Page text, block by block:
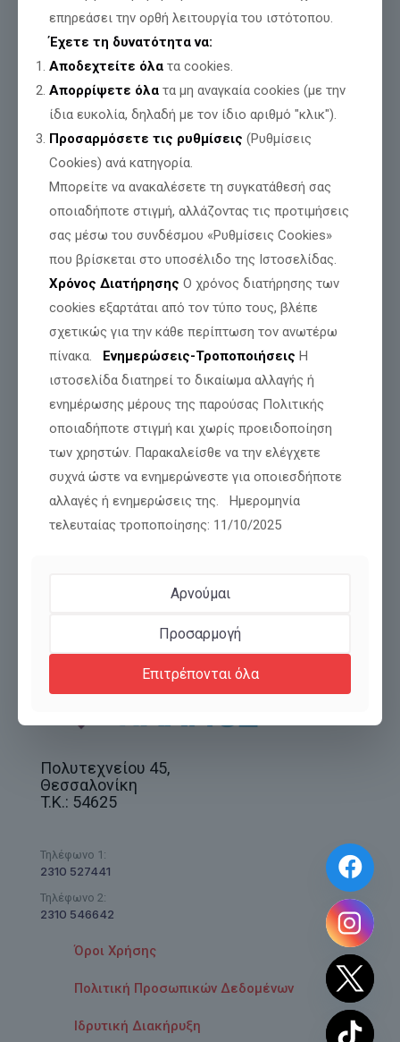
ΜΕΤΑΜΟΡΦΩΣΗ! ΑΠΟ ΛΥΚΟΙ ΝΑ ΓΙΝΟΥΜΕ
ΑΡΝΙΑ ΚΑΙ ΑΠΟ ΚΟΡΑΚΙΑ ΠΕΡΙΣΤΕΡΙΑ.
Πολυτεχνείου 45,
Θεσσαλονίκη
T.K.: 54625
2310 527441
Τηλέφωνο 1:
2310 546642
Τηλέφωνο 2:
Όροι Χρήσης
Πολιτική Προσωπικών Δεδομένων
Ιδρυτική Διακήρυξη
επηρεάσει την ορθή λειτουργία του ιστότοπου.
Έχετε τη δυνατότητα να:
Αποδεχτείτε όλα τα cookies.
Απορρίψετε όλα τα μη αναγκαία cookies (με την
ίδια ευκολία, δηλαδή με τον ίδιο αριθμό "κλικ").
Προσαρμόσετε τις ρυθμίσεις (Ρυθμίσεις
Cookies) ανά κατηγορία.
Μπορείτε να ανακαλέσετε τη συγκατάθεσή σας
οποιαδήποτε στιγμή, αλλάζοντας τις προτιμήσεις
σας μέσω του συνδέσμου «Ρυθμίσεις Cookies»
που βρίσκεται στο υποσέλιδο της Ιστοσελίδας.
Χρόνος Διατήρησης Ο χρόνος διατήρησης των
cookies εξαρτάται από τον τύπο τους, βλέπε
σχετικώς για την κάθε περίπτωση τον ανωτέρω
πίνακα. Ενημερώσεις-Τροποποιήσεις Η
ιστοσελίδα διατηρεί το δικαίωμα αλλαγής ή
ενημέρωσης μέρους της παρούσας Πολιτικής
οποιαδήποτε στιγμή και χωρίς προειδοποίηση
των χρηστών. Παρακαλείσθε να την ελέγχετε
συχνά ώστε να ενημερώνεστε για οποιεσδήποτε
αλλαγές ή ενημερώσεις της. Ημερομηνία
τελευταίας τροποποίησης: 11/10/2025
Αρνούμαι
Προσαρμογή
Επιτρέπονται όλα